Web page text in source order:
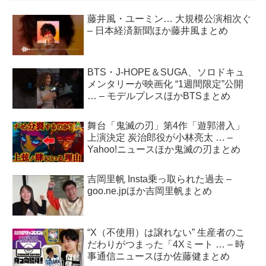
藤井風・ユーミン… 大規模公演相次ぐ
– 日本経済新聞ほか藤井風まとめ
BTS・J-HOPE＆SUGA、ソロドキュ
メンタリーが映画化 “1週間限定”公開
… – モデルプレスほかBTSまとめ
舞台「鬼滅の刃」第4作「遊郭潜入」
上演決定 炭治郎役が小林亮太 … –
Yahoo!ニュースほか鬼滅の刃まとめ
吉岡里帆 Insta乗っ取られた過去 –
goo.ne.jpほか吉岡里帆まとめ
“X（不使用）は譲れない” 生産者のこ
だわりがつまった「4Xミート … – 時
事通信ニュースほか佐藤健まとめ